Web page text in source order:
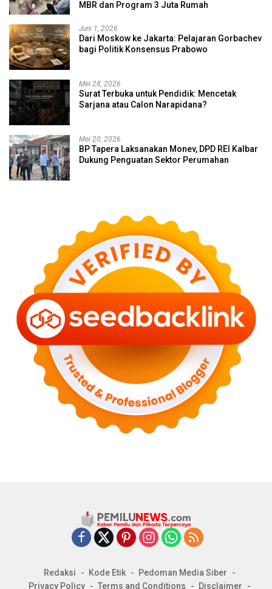
MBR dan Program 3 Juta Rumah
Juni 1, 2026
Dari Moskow ke Jakarta: Pelajaran Gorbachev
bagi Politik Konsensus Prabowo
Mei 28, 2026
Surat Terbuka untuk Pendidik: Mencetak
Sarjana atau Calon Narapidana?
Mei 20, 2026
BP Tapera Laksanakan Monev, DPD REI Kalbar
Dukung Penguatan Sektor Perumahan
Redaksi Kode Etik
Pedoman Media Siber
Privacy Policy
Terms and Conditions Disclaimer